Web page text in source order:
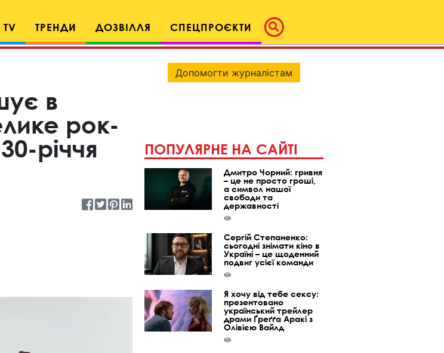
TV ТРЕНДИ ДОЗВІЛЛЯ СПЕЦПРОЄКТИ
в
рок-
річчя
Допомогти журналістам
ПОПУЛЯРНЕ НА САЙТІ
Дмитро Чорний: гривня
– це не просто гроші,
а символ нашої
свободи та
державності
Сергій Степаненко:
сьогодні знімати кіно в
Україні – це щоденний
подвиг усієї команди
Я хочу від тебе сексу:
презентовано
український трейлер
драми Ґреґґа Аракі з
Олівією Вайлд